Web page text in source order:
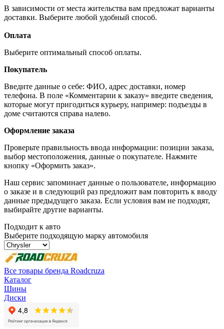
В зависимости от места жительства вам предложат варианты
доставки. Выберите любой удобный способ.
Оплата
Выберите оптимальный способ оплаты.
Покупатель
Введите данные о себе: ФИО, адрес доставки, номер
телефона. В поле «Комментарии к заказу» введите сведения,
которые могут пригодиться курьеру, например: подъезды в
доме считаются справа налево.
Оформление заказа
Проверьте правильность ввода информации: позиции заказа,
выбор местоположения, данные о покупателе. Нажмите
кнопку «Оформить заказ».
Наш сервис запоминает данные о пользователе, информацию
о заказе и в следующий раз предложит вам повторить к вводу
данные предыдущего заказа. Если условия вам не подходят,
выбирайте другие варианты.
Подходит к авто
Выберите подходящую марку автомобиля
Все товары бренда Roadcruza
Каталог
Шины
Диски